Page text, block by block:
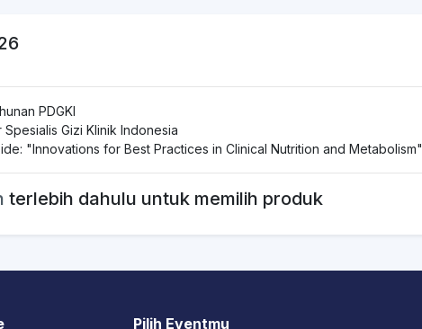
PDGKI
Gizi Klinik Indonesia
"Innovations for Best Practices in Clinical Nutrition and Metabolism"
terlebih dahulu untuk memilih produk
Pilih Eventmu